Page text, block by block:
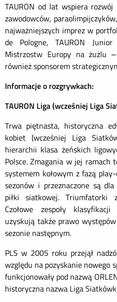
TAURON od lat wspiera rozwój
zawodowców,
najważniejszych imprez w
de Pologne, TAURON
Mistrzostw Europy na żużlu
również sponsorem
Informacje o rozgrywkach:
TAURON Liga(wcześniej Liga
Trwa piętnasta, historyczna
kobiet (wcześniej Liga
hierarchii klasa żeńskich
Polsce. Zmagania w jej ramach
systemem kołowym z fazą
sezonów i przeznaczone są
piłkisiatkowej. Triumfatorki
Czołowe zespoły
uzyskują także prawo
sezonie następnym.
PLS w 2005 roku przejął
względu na pozyskanie nowego
funkcjonowały pod nazwą
historyczna nazwa Liga